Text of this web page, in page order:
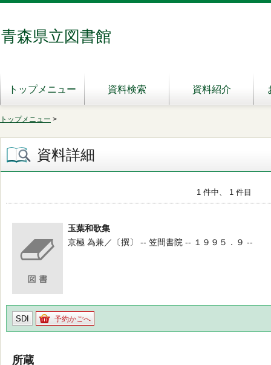
青森県立図書館
トップメニュー 資料検索 資料紹介
トップメニュー >
資料詳細
1 件中、 1 件目
玉葉和歌集
京極 為兼／〔撰〕 -- 笠間書院 -- １９９５．９ --
SDI 予約かごへ
所蔵